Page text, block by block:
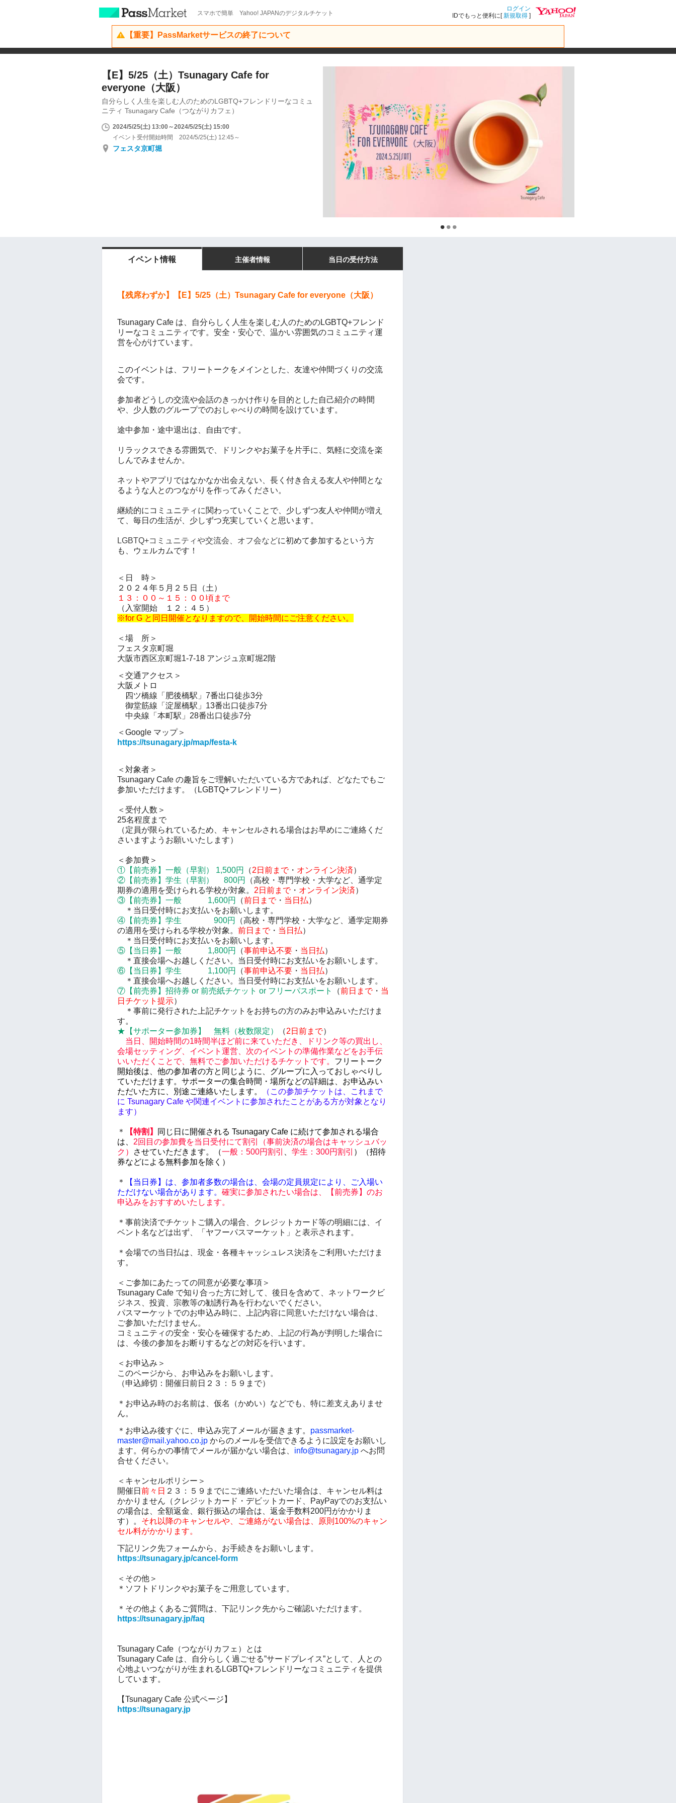
スマホで簡単 Yahoo! JAPANのデジタルチケット
ログイン
IDでもっと便利に[新規取得 ]
【重要】PassMarketサービスの終了について
【E】5/25（土）Tsunagary Cafe for
everyone（大阪）
自分らしく人生を楽しむ人のためのLGBTQ+フレンドリーなコミュ
ニティ Tsunagary Cafe（つながりカフェ）
2024/5/25(土) 13:00～2024/5/25(土) 15:00
イベント受付開始時間 2024/5/25(土) 12:45～
フェスタ京町堀
イベント情報 主催者情報 当日の受付方法
【残席わずか】【E】 5/25（土） Tsunagary Cafe for everyone（大阪）
Tsunagary Cafe は、自分らしく人生を楽しむ人のためのLGBTQ+フレンド
リーなコミュニティです。 安全・安心で、温かい雰囲気のコミュニティ運
営を心がけています。
このイベントは、フリートークをメインとした、友達や仲間づくりの交流
会です。
参加者どうしの交流や会話のきっかけ作りを目的とした自己紹介の時間
や、少人数のグループでのおしゃべりの時間を設けています。
途中参加・途中退出は、自由です。
リラックスできる雰囲気で、ドリンクやお菓子を片手に、気軽に交流を楽
しんでみませんか。
ネットやアプリではなかなか出会えない、長く付き合える友人や仲間とな
るような人とのつながりを作ってみください。
継続的にコミュニティに関わっていくことで、少しずつ友人や仲間が増え
て、毎日の生活が、少しずつ充実していくと思います。
LGBTQ+コミュニティや交流会、オフ会などに初めて参加するという方
も、ウェルカムです！
＜日 時＞
２０２４年５月２５ 日（土）
１３：００～１５：００頃まで
（入室開始 １２：４５）
※for G と同日開催となりますので、開始時間にご注意ください。
＜場 所＞
フェスタ京町堀
大阪市西区京町堀1-7-18 アンジュ京町堀2階
＜交通アクセス＞
大阪メトロ
四ツ橋線「肥後橋駅」7番出口徒歩3分
御堂筋線「淀屋橋駅」13番出口徒歩7分
中央線「本町駅」28番出口徒歩7分
＜Google マップ＞
https://tsunagary.jp/map/festa-k
＜対象者＞
Tsunagary Cafe の趣旨をご理解いただいている方であれば、どなたでもご
参加いただけます。（LGBTQ+フレンドリー）
＜受付人数＞
25名程度まで
（定員が限られているため、キャンセルされる場合はお早めにご連絡くだ
さいますようお願いいたします）
＜参加費＞
① 【前売券】 一般（早割） 1,500円 （2 日前まで・ オンライン決済）
② 【前売券】 学生（早割） 800円
（高校・専門学校・大学など、通学定
期券の適用を受けられる学校が対象。 2 日前まで・ オンライン決済）
③ 【前売券】 一般 1,600円 （前日まで・ 当日払）
＊当日受付時にお支払いをお願いします。
④ 【前売券】 学生 900円
（高校・専門学校・大学など、通学定期券
の適用を受けられる学校が対象。 前日まで・ 当日払）
＊当日受付時にお支払いをお願いします。
⑤【当日券】一般 1,800円
（事前申込不要 ・ 当日払）
＊直接会場へお越しください。当日受付時にお支払いをお願いします。
⑥【当日券】学生 1,100円
（事前申込不要 ・ 当日払）
＊ 直接会場へお越しください。当日受付時にお支払いをお願いします。
⑦【前売券】 招待券 or 前売紙チケット or フリーパスポート （前日まで・ 当
日チケット提示）
＊事前に発行された上記チケットをお持ちの方のみお申込みいただけま
す。
★【サポーター参加券】 無料（枚数限定）
（2 日前まで）
当日、開始時間の1時間半ほど前に来ていただき、ドリンク等の買出し、
会場セッティング、イベント運営、次のイベントの準備作業などをお手伝
いいただくことで、無料でご参加いただけるチケットです。 フリートーク
開始後は、他の参加者の方と同じように、グループに入っておしゃべりし
ていただけます。サポーターの集合時間・場所などの詳細は、お申込みい
ただいた方に、別途ご連絡いたします。
（この参加チケットは、これまで
に Tsunagary Cafe や関連イベントに参加されたことがある方が対象となり
ます）
＊ 【特割】
同じ日に開催される Tsunagary Cafe に続けて参加される場合
は、 2回目の参加費を当日受付にて割引（事前決済の場合はキャッシュバッ
ク）
させていただきます。（一般：500円割引 学生：300円割引 ）（招待
券などによる無料参加を除く）
＊ 【当日券】は、 参加者多数の場合は、会場の定員規定により、ご入場い
ただけない場合があります。 確実に参加されたい場合は、【前売券】のお
申込みをおすすめいたします。
＊事前決済でチケットご購入の場合、クレジットカード等の明細には、イ
ベント名などは出ず、「ヤフーパスマーケット」と表示されます。
＊会場での当日払は、現金・各種キャッシュレス決済をご利用いただけま
す。
＜ご参加にあたっての同意が必要な事項＞
Tsunagary Cafe で知り合った方に対して、後日を含めて、ネットワークビ
ジネス、投資、宗教等の勧誘行為を行わないでください。
パスマーケットでのお申込み時に、上記内容に同意いただけない場合は、
ご参加いただけません。
コミュニティの安全・安心を確保するため、上記の行為が判明した場合に
は、今後の参加をお断りするなどの対応を行います。
＜お申込み＞
このページから、お申込みをお願いします。
（申込締切：開催日前日２３：５９まで）
＊お申込み時のお名前は、仮名（かめい）などでも、特に差支えありませ
ん。
＊お申込み後すぐに、申込み完了メールが届きます。 passmarket-
master@mail.yahoo.co.jp からのメールを受信できるように設定をお願いし
ます。 何らかの事情でメールが届かない場合は、 info@tsunagary.jp へお問
合せください。
＜キャンセルポリシー＞
開催日 前々日 ２３：５９までにご連絡いただいた場合は、キャンセル料は
かかりません（クレジットカード・デビットカード、PayPayでのお支払い
の場合は、全額返金、銀行振込の場合は、返金手数料200円がかかりま
す）。 それ以降のキャンセルや、ご連絡がない場合は、原則100%のキャン
セル料がかかります。
下記リンク先フォームから、お手続きをお願いします。
https://tsunagary.jp/cancel-form
＜その他＞
＊ ソフトドリンクやお菓子をご用意しています。
＊その他よくあるご質問は、下記リンク先からご確認いただけます。
https://tsunagary.jp/faq
Tsunagary Cafe（つながりカフェ）とは
Tsunagary Cafe は、自分らしく過ごせる”サードプレイス”として、人との
心地よいつながりが生まれるLGBTQ+フレンドリーなコミュニティを提供
しています。
【Tsunagary Cafe 公式ページ】
https://tsunagary.jp